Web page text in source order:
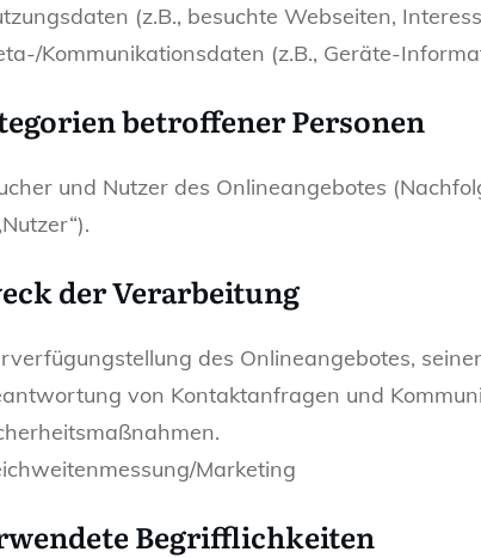
(z.B., besuchte Webseiten,
Kommunikationsdaten (z.B., Geräte-
betroffener Personen
und Nutzer des Onlineangebotes
der Verarbeitung
des Onlineangebotes,
von Kontaktanfragen und
Marketing
Begrifflichkeiten